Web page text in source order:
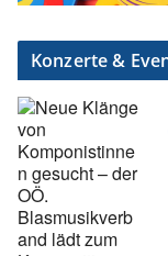
Konzerte &